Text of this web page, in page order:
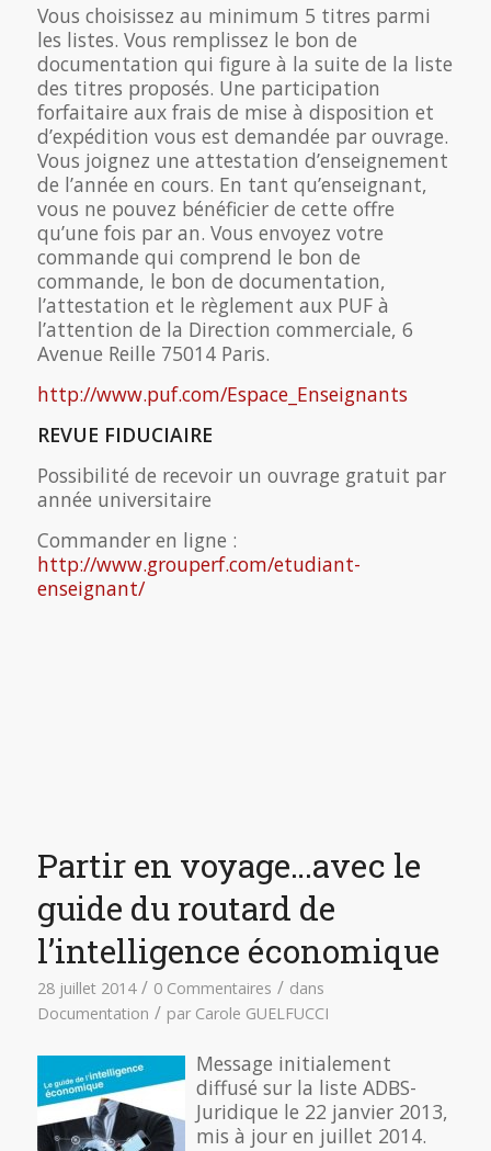
Vous choisissez au minimum 5 titres parmi
les listes. Vous remplissez le bon de
documentation qui figure à la suite de la liste
des titres proposés. Une participation
forfaitaire aux frais de mise à disposition et
d’expédition vous est demandée par ouvrage.
Vous joignez une attestation d’enseignement
de l’année en cours. En tant qu’enseignant,
vous ne pouvez bénéficier de cette offre
qu’une fois par an. Vous envoyez votre
commande qui comprend le bon de
commande, le bon de documentation,
l’attestation et le règlement aux PUF à
l’attention de la Direction commerciale, 6
Avenue Reille 75014 Paris.
http://www.puf.com/Espace_Enseignants
REVUE FIDUCIAIRE
Possibilité de recevoir un ouvrage gratuit par
année universitaire
Commander en ligne :
http://www.grouperf.com/etudiant-
enseignant/
Partir en voyage…avec le
guide du routard de
l’intelligence économique
28 juillet 2014 / 0 Commentaires / dans
Documentation / par Carole GUELFUCCI
Message initialement
diffusé sur la liste ADBS-
Juridique le 22 janvier 2013,
mis à jour en juillet 2014.